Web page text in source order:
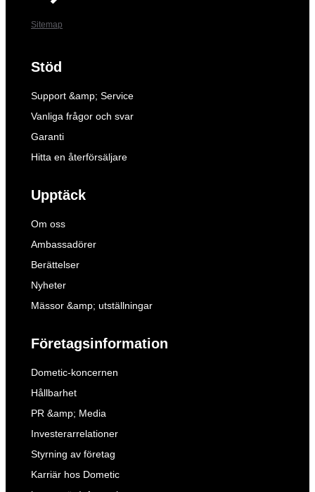
Sitemap
Stöd
Support &amp; Service
Vanliga frågor och svar
Garanti
Hitta en återförsäljare
Upptäck
Om oss
Ambassadörer
Berättelser
Nyheter
Mässor &amp; utställningar
Företagsinformation
Dometic-koncernen
Hållbarhet
PR &amp; Media
Investerarrelationer
Styrning av företag
Karriär hos Dometic